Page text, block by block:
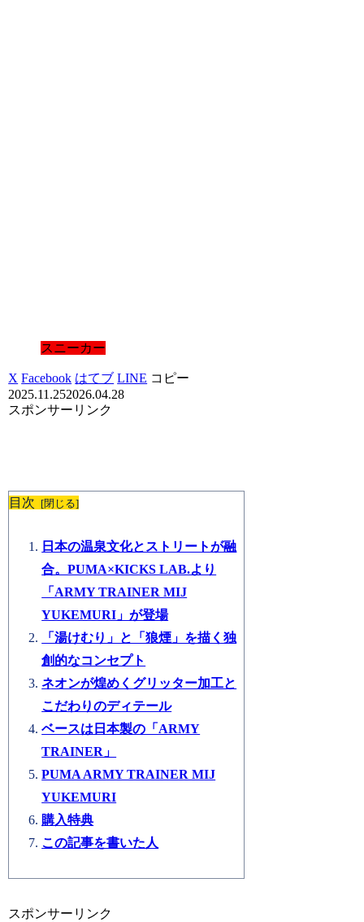
スニーカー
X Facebook はてブ LINE コピー
2025.11.252026.04.28
スポンサーリンク
目次
日本の温泉文化とストリートが融
合。PUMA×KICKS LAB.より
「ARMY TRAINER MIJ
YUKEMURI」が登場
「湯けむり」と「狼煙」を描く独
創的なコンセプト
ネオンが煌めくグリッター加工と
こだわりのディテール
ベースは日本製の「ARMY
TRAINER」
PUMA ARMY TRAINER MIJ
YUKEMURI
購入特典
この記事を書いた人
スポンサーリンク